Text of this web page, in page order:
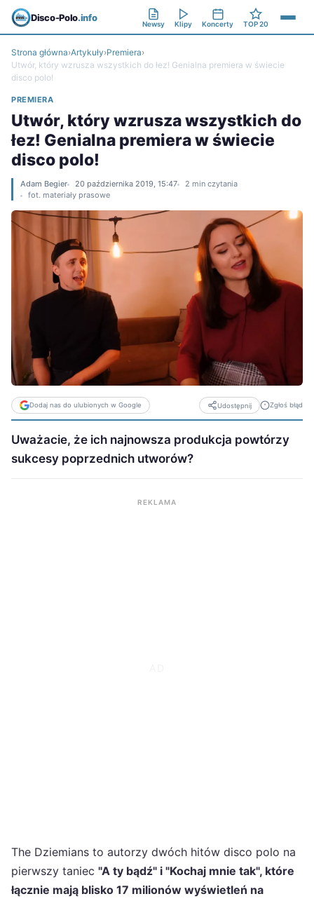
Disco-Polo.info
Newsy Klipy Koncerty TOP 20
Strona główna›Artykuły›Premiera›
Utwór, który wzrusza wszystkich do łez! Genialna premiera w świecie
disco polo!
PREMIERA
Utwór, który wzrusza wszystkich do
łez! Genialna premiera w świecie
disco polo!
Adam Begier 20 października 2019, 15:47
2 min czytania
fot. materiały prasowe
Dodaj nas do ulubionych w Google Udostępnij Zgłoś błąd
Uważacie, że ich najnowsza produkcja powtórzy
sukcesy poprzednich utworów?
REKLAMA
The Dziemians to autorzy dwóch hitów disco polo na
pierwszy taniec "A ty bądź" i "Kochaj mnie tak", które
łącznie mają blisko 17 milionów wyświetleń na